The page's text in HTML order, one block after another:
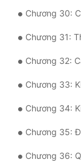
Điền Văn
Đô Thị
Đông Phương
Đông Phương
Đồng Nhân
Cẩu Đạo Trường
Chương 30:
Chương 31:
Chương 32:
Chương 33: Khi
Chương 34:
Chương 35:
Chương 36: